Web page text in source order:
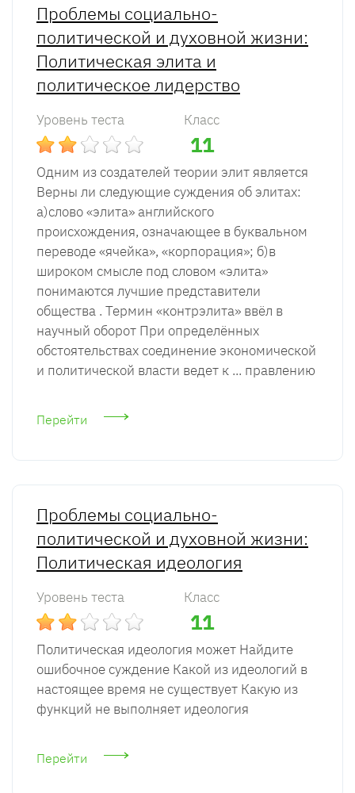
Проблемы социально-
политической и духовной жизни:
Политическая элита и
политическое лидерство
Уровень теста Класс
11
Одним из создателей теории элит является
Верны ли следующие суждения об элитах:
а)слово «элита» английского
происхождения, означающее в буквальном
переводе «ячейка», «корпорация»; б)в
широком смысле под словом «элита»
понимаются лучшие представители
общества . Термин «контрэлита» ввёл в
научный оборот При определённых
обстоятельствах соединение экономической
и политической власти ведет к ... правлению
Перейти
Проблемы социально-
политической и духовной жизни:
Политическая идеология
Уровень теста Класс
11
Политическая идеология может Найдите
ошибочное суждение Какой из идеологий в
настоящее время не существует Какую из
функций не выполняет идеология
Перейти